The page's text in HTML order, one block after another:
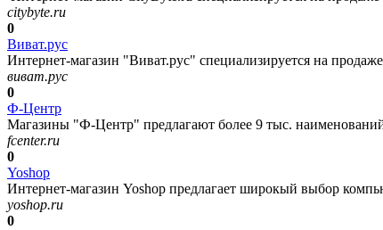
citybyte.ru
0
Виват.рус
Интернет-магазин "Виват.рус" специализируется на
виват.рус
0
Ф-Центр
Магазины "Ф-Центр" предлагают более 9 тыс.
fcenter.ru
0
Yoshop
Интернет-магазин Yoshop предлагает широкый выбор
yoshop.ru
0